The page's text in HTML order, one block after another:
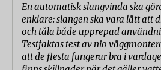
En automatisk slangvinda ska
enklare: slangen ska vara lätt att
och tåla både upprepad
Testfaktas test av nio
att de flesta fungerar bra i